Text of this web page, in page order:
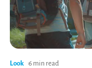
Look 6 min read